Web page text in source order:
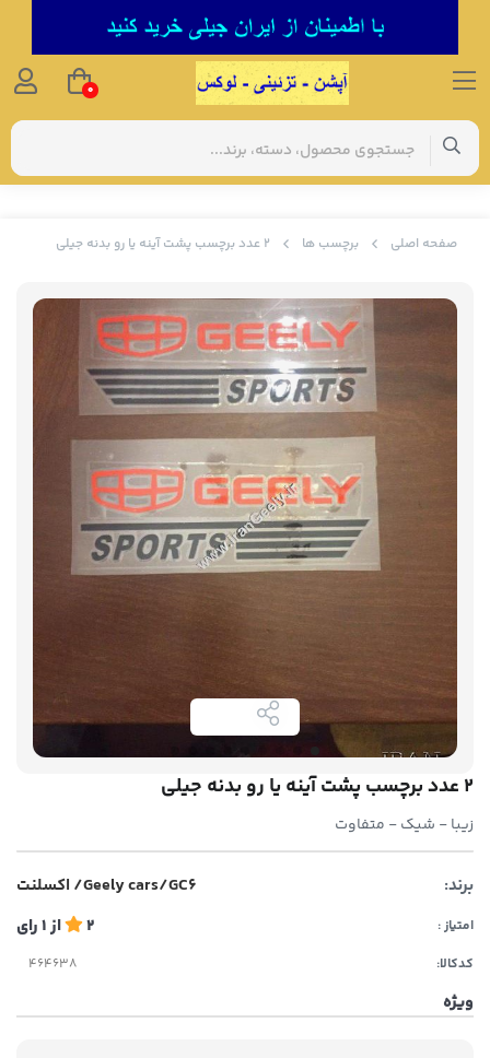
صفحه اصلی برچسب ها ۲ عدد برچسب پشت آینه یا رو بدنه جیلی
۲ عدد برچسب پشت آینه یا رو بدنه جیلی
زیبا - شیک - متفاوت
برند: Geely cars/GC6/ اکسلنت
امتیاز : 2 از1رای
کدکالا:
ویژه
0